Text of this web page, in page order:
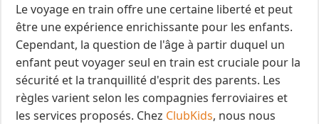
Le voyage en train offre une certaine liberté et peut
être une expérience enrichissante pour les enfants.
Cependant, la question de l'âge à partir duquel un
enfant peut voyager seul en train est cruciale pour la
sécurité et la tranquillité d'esprit des parents. Les
règles varient selon les compagnies ferroviaires et
les services proposés. Chez ClubKids, nous nous